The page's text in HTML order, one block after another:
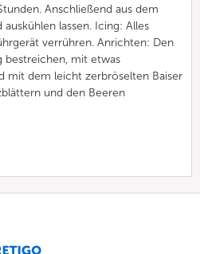
Anschließend aus dem
lassen. Icing: Alles
verrühren. Anrichten: Den
bestreichen, mit etwas
mit dem leicht zerbröselten Baiser
und den Beeren